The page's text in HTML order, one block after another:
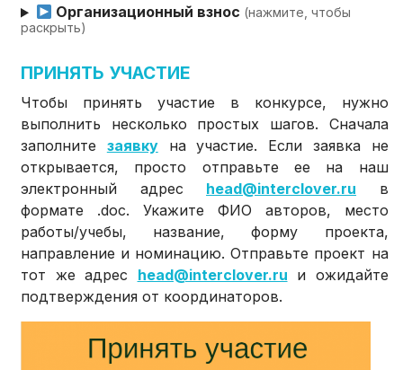
Организационный взнос (нажмите, чтобы
раскрыть)
ПРИНЯТЬ УЧАСТИЕ
Чтобы принять участие в конкурсе, нужно
выполнить несколько простых шагов. Сначала
заполните заявкуна участие. Если заявка не
открывается, просто отправьте ее на наш
электронный адрес head@interclover.ru в
формате .doc. Укажите ФИО авторов, место
работы/учебы, название, форму проекта,
направление и номинацию. Отправьте проект на
тот же адрес head@interclover.ru и ожидайте
подтверждения от координаторов.